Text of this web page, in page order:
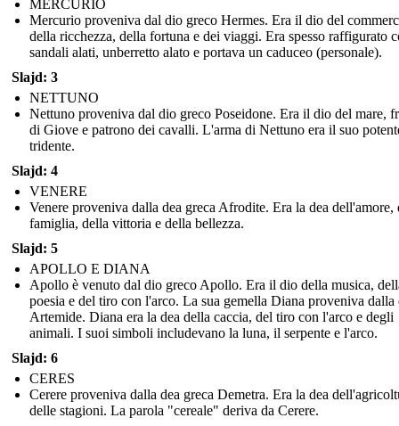
MERCURIO
Mercurio proveniva dal dio greco Hermes. Era il dio del
della ricchezza, della fortuna e dei viaggi. Era spesso raffigurato
sandali alati, unberretto alato e portava un caduceo (personale).
Slajd: 3
NETTUNO
Nettuno proveniva dal dio greco Poseidone. Era il dio del mare,
di Giove e patrono dei cavalli. L'arma di Nettuno era il suo
tridente.
Slajd: 4
VENERE
Venere proveniva dalla dea greca Afrodite. Era la dea dell'amore,
famiglia, della vittoria e della bellezza.
Slajd: 5
APOLLO E DIANA
Apollo è venuto dal dio greco Apollo. Era il dio della musica,
poesia e del tiro con l'arco. La sua gemella Diana proveniva dalla
Artemide. Diana era la dea della caccia, del tiro con l'arco e degli
animali. I suoi simboli includevano la luna, il serpente e l'arco.
Slajd: 6
CERES
Cerere proveniva dalla dea greca Demetra. Era la dea
delle stagioni. La parola "cereale" deriva da Cerere.